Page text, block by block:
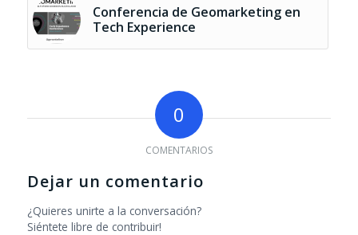
Conferencia de Geomarketing en
Tech Experience
0
COMENTARIOS
Dejar un comentario
¿Quieres unirte a la conversación?
Siéntete libre de contribuir!